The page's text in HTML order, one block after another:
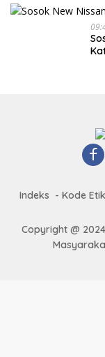
Indeks Kode Etik
Copyright @